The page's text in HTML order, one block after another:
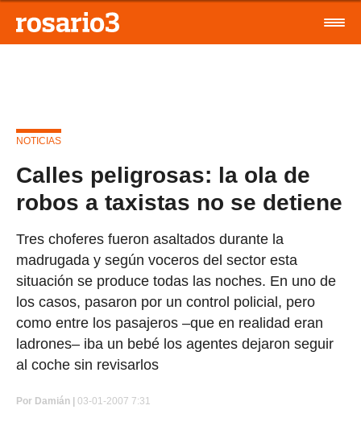
NOTICIAS
Calles peligrosas: la ola de
robos a taxistas no se detiene
Tres choferes fueron asaltados durante la
madrugada y según voceros del sector esta
situación se produce todas las noches. En uno de
los casos, pasaron por un control policial, pero
como entre los pasajeros –que en realidad eran
ladrones– iba un bebé los agentes dejaron seguir
al coche sin revisarlos
Por Damián | 03-01-2007 7:31